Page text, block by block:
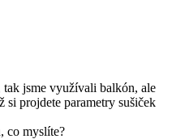
tak jsme využívali balkón, ale
si projdete parametry sušiček
co myslíte?